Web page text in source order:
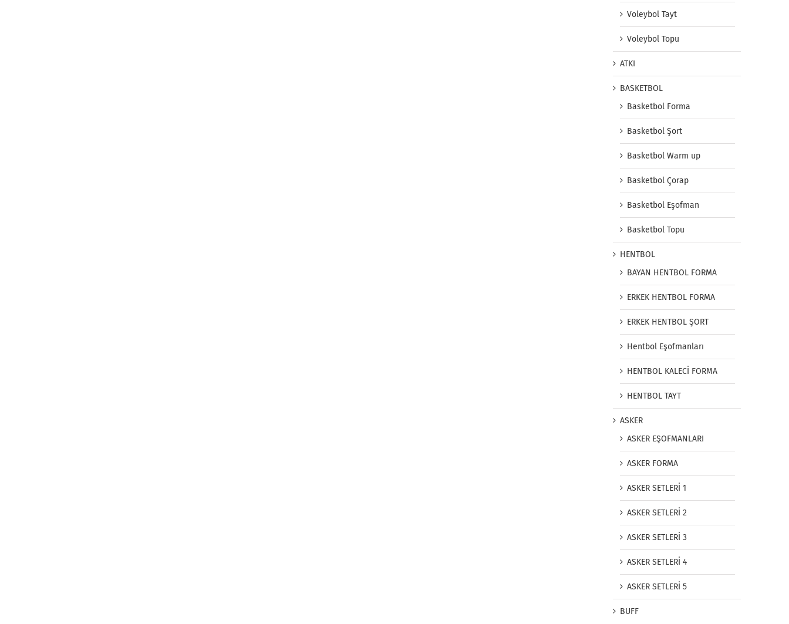
Voleybol Tayt
Voleybol Topu
ATKI
BASKETBOL
Basketbol Forma
Basketbol Şort
Basketbol Warm up
Basketbol Çorap
Basketbol Eşofman
Basketbol Topu
HENTBOL
BAYAN HENTBOL FORMA
ERKEK HENTBOL FORMA
ERKEK HENTBOL ŞORT
Hentbol Eşofmanları
HENTBOL KALECİ FORMA
HENTBOL TAYT
ASKER
ASKER EŞOFMANLARI
ASKER FORMA
ASKER SETLERİ 1
ASKER SETLERİ 2
ASKER SETLERİ 3
ASKER SETLERİ 4
ASKER SETLERİ 5
BUFF